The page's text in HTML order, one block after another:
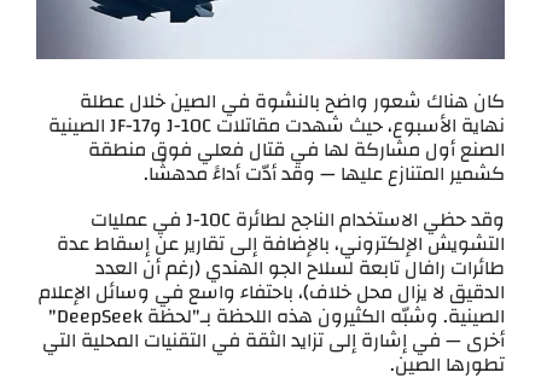
كان هناك شعور واضح بالنشوة في الصين خلال عطلة
نهاية الأسبوع، حيث شهدت مقاتلات J-10C وJF-17 الصينية
الصنع أول مشاركة لها في قتال فعلي فوق منطقة
كشمير المتنازع عليها — وقد أدّت أداءً مدهشًا.
وقد حظي الاستخدام الناجح لطائرة J-10C في عمليات
التشويش الإلكتروني، بالإضافة إلى تقارير عن إسقاط عدة
طائرات رافال تابعة لسلاح الجو الهندي (رغم أن العدد
الدقيق لا يزال محل خلاف)، باحتفاء واسع في وسائل الإعلام
الصينية. وشبّه الكثيرون هذه اللحظة بـ"لحظة DeepSeek"
أخرى — في إشارة إلى تزايد الثقة في التقنيات المحلية التي
تطورها الصين.